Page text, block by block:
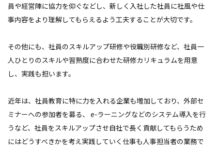
員や経営陣に協力を仰ぐなどし、新しく入社した社員に社風や仕
事内容をより理解してもらえるよう工夫することが大切です。
その他にも、社員のスキルアップ研修や役職別研修など、社員一
人ひとりのスキルや習熟度に合わせた研修カリキュラムを用意
し、実践も担います。
近年は、社員教育に特に力を入れる企業も増加しており、外部セ
ミナーへの参加者を募る、 e-ラーニングなどのシステム導入を行
うなど、社員をスキルアップさせ自社で長く貢献してもらうため
にはどうすべきかを考え実践していく仕事も人事担当者の業務で